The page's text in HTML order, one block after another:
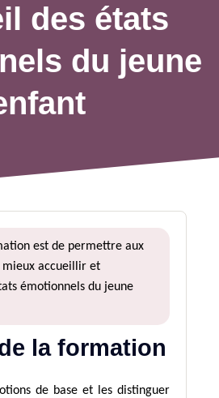
des états
du jeune
est de permettre aux
mieux accueillir et
émotionnels du jeune
la formation
de base et les distinguer